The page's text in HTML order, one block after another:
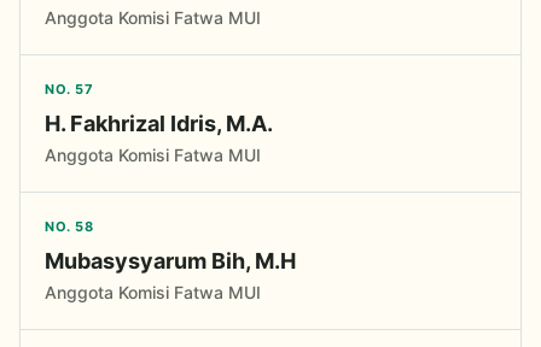
Anggota Komisi Fatwa MUI
NO. 57
H. Fakhrizal Idris, M.A.
Anggota Komisi Fatwa MUI
NO. 58
Mubasysyarum Bih, M.H
Anggota Komisi Fatwa MUI